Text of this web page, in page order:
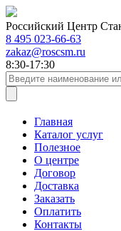
Российский Центр
8 495 023-66-63
zakaz@roscsm.ru
8:30-17:30
Главная
Каталог услуг
Полезное
О центре
Договор
Доставка
Заказать
Оплатить
Контакты